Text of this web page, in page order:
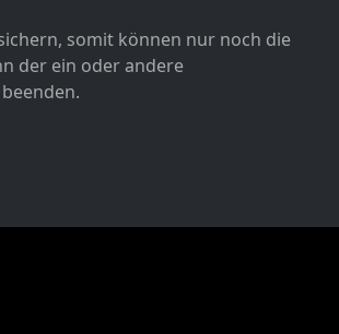
somit können nur noch die
der ein oder andere